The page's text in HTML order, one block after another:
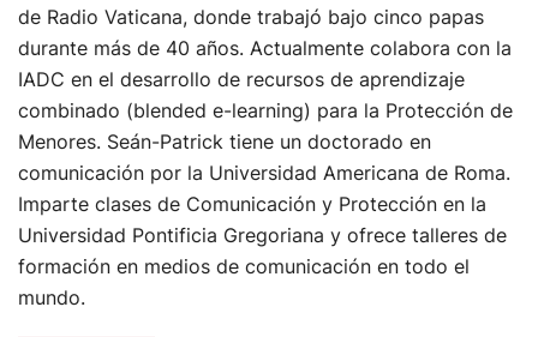
de Radio Vaticana, donde trabajó bajo cinco papas
durante más de 40 años. Actualmente colabora con la
IADC en el desarrollo de recursos de aprendizaje
combinado (blended e-learning) para la Protección de
Menores. Seán-Patrick tiene un doctorado en
comunicación por la Universidad Americana de Roma.
Imparte clases de Comunicación y Protección en la
Universidad Pontificia Gregoriana y ofrece talleres de
formación en medios de comunicación en todo el
mundo.